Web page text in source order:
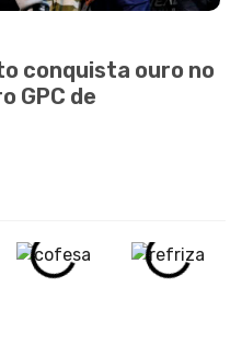
conquista ouro no
GPC de